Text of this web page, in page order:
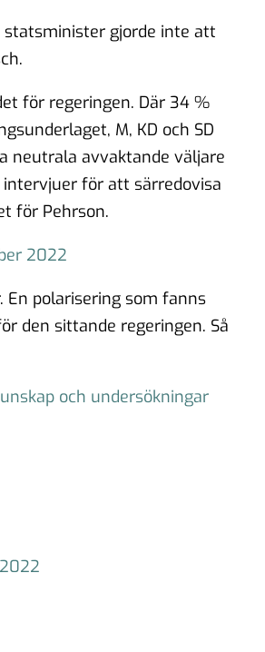
statsminister gjorde inte att
för regeringen. Där 34 %
M, KD och SD
neutrala avvaktande väljare
för att särredovisa
för Pehrson.
2022
polarisering som fanns
den sittande regeringen. Så
och undersökningar